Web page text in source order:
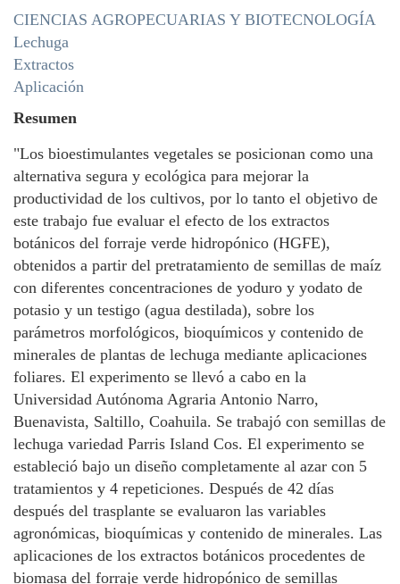
CIENCIAS AGROPECUARIAS Y BIOTECNOLOGÍA
Lechuga
Extractos
Aplicación
Resumen
"Los bioestimulantes vegetales se posicionan como una
alternativa segura y ecológica para mejorar la
productividad de los cultivos, por lo tanto el objetivo de
este trabajo fue evaluar el efecto de los extractos
botánicos del forraje verde hidropónico (HGFE),
obtenidos a partir del pretratamiento de semillas de maíz
con diferentes concentraciones de yoduro y yodato de
potasio y un testigo (agua destilada), sobre los
parámetros morfológicos, bioquímicos y contenido de
minerales de plantas de lechuga mediante aplicaciones
foliares. El experimento se llevó a cabo en la
Universidad Autónoma Agraria Antonio Narro,
Buenavista, Saltillo, Coahuila. Se trabajó con semillas de
lechuga variedad Parris Island Cos. El experimento se
estableció bajo un diseño completamente al azar con 5
tratamientos y 4 repeticiones. Después de 42 días
después del trasplante se evaluaron las variables
agronómicas, bioquímicas y contenido de minerales. Las
aplicaciones de los extractos botánicos procedentes de
biomasa del forraje verde hidropónico de semillas